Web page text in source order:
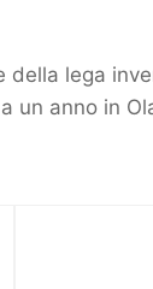
lega
un anno in